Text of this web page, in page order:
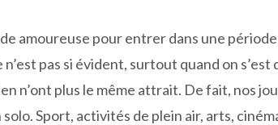
amoureuse pour entrer dans une
pas si évident, surtout quand on
n’ont plus le même attrait. De fait, nos
Sport, activités de plein air, arts,